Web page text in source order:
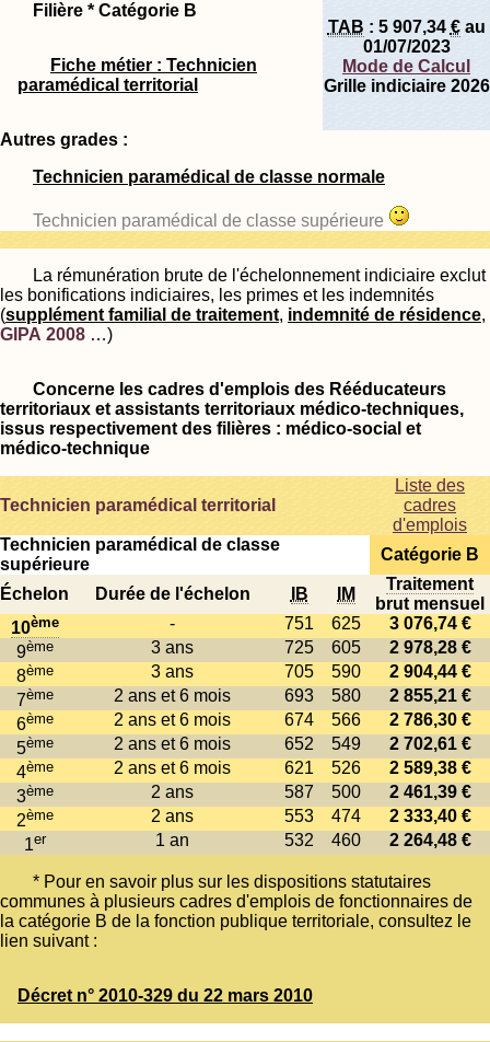
Filière * Catégorie B
Fiche métier : Technicien
paramédical territorial
TAB : 5 907,34 €au
01/07/2023
Mode de Calcul
Grille indiciaire 2026
Autres grades :
Technicien paramédical de classe normale
Technicien paramédical de classe supérieure
La rémunération brute de l'échelonnement indiciaire exclut
les bonifications indiciaires, les primes et les indemnités
(supplément familial de traitement, indemnité de résidence,
GIPA 2008 …)
Concerne les cadres d'emplois des Rééducateurs
territoriaux et assistants territoriaux médico-techniques,
issus respectivement des filières : médico-social et
médico-technique
Technicien paramédical territorial
Liste des
cadres
d'emplois
Technicien paramédical de classe
supérieure
Catégorie B
Échelon Durée de l'échelon IB IM
Traitement
brut mensuel
10ème - 751 625
3 076,74 €
9ème 3 ans 725 605
2 978,28 €
8ème 3 ans 705 590
2 904,44 €
7ème 2 ans et 6 mois 693 580
2 855,21 €
6ème 2 ans et 6 mois 674 566
2 786,30 €
5ème 2 ans et 6 mois 652 549
2 702,61 €
4ème 2 ans et 6 mois 621 526
2 589,38 €
3ème 2 ans 587 500
2 461,39 €
2ème 2 ans 553 474
2 333,40 €
1er 1 an 532 460 2 264,48 €
* Pour en savoir plus sur les dispositions statutaires
communes à plusieurs cadres d'emplois de fonctionnaires de
la catégorie B de la fonction publique territoriale, consultez le
lien suivant :
Décret n° 2010-329 du 22 mars 2010